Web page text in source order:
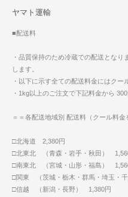
ヤマト運輸
■配送料
・品質保持のため冷蔵での配送とな
します。
・以下に示す全ての配送料金にはクー
・1kg以上のご注文で下記料金から
＝＝各配送地域別 配送料（クール料金
□北海道 2,380円
□北東北 （青森・岩手・秋田）
□南東北 （宮城・山形・福島）
□関東 （茨城・栃木・群馬・埼玉・
□信越 （新潟・長野） 1,380円